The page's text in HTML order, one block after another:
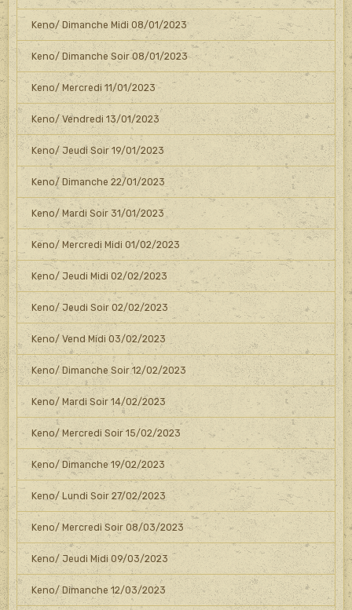
Keno/ Dimanche Midi 08/01/2023
Keno/ Dimanche Soir 08/01/2023
Keno/ Mercredi 11/01/2023
Keno/ Vendredi 13/01/2023
Keno/ Jeudi Soir 19/01/2023
Keno/ Dimanche 22/01/2023
Keno/ Mardi Soir 31/01/2023
Keno/ Mercredi Midi 01/02/2023
Keno/ Jeudi Midi 02/02/2023
Keno/ Jeudi Soir 02/02/2023
Keno/ Vend Midi 03/02/2023
Keno/ Dimanche Soir 12/02/2023
Keno/ Mardi Soir 14/02/2023
Keno/ Mercredi Soir 15/02/2023
Keno/ Dimanche 19/02/2023
Keno/ Lundi Soir 27/02/2023
Keno/ Mercredi Soir 08/03/2023
Keno/ Jeudi Midi 09/03/2023
Keno/ Dimanche 12/03/2023